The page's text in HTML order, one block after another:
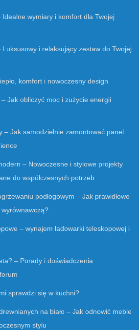
Idealne wymiary i komfort dla Twojej
Luksusowy i relaksujący zestaw do Twojej
komfort i nowoczesny design
Jak obliczyć moc i zużycie energii
– Jak samodzielnie zamontować panel
– Nowoczesne i stylowe projekty
do współczesnych potrzeb
podłogowym – Jak prawidłowo
– wynajem ładowarki teleskopowej i
– Porady i doświadczenia
sprawdzi się w kuchni?
na biało – Jak odnowić meble
stylu